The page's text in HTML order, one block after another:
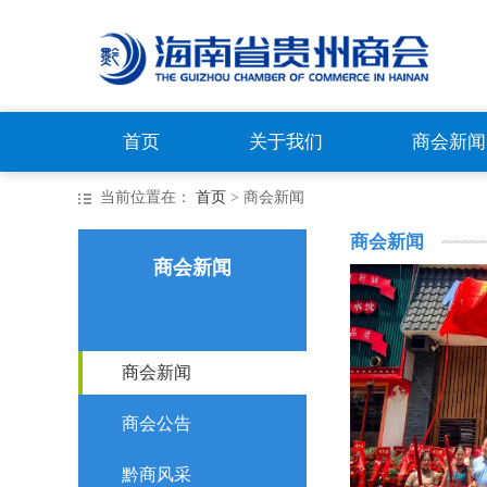
首页 关于我们 商会新闻
当前位置在： 首页 > 商会新闻
商会新闻
商会新闻
商会公告
黔商风采
商会新闻